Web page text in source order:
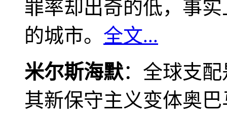
罪率却出奇的低，事
的城市。 全文...
米尔斯海默：全球支
其新保守主义变体奥